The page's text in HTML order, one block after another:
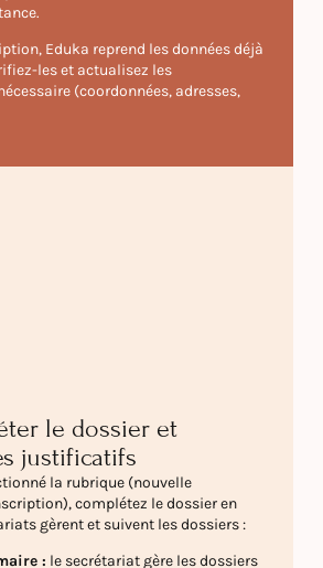
Eduka reprend les données déjà
les et actualisez les
(coordonnées, adresses,
le dossier et
justificatifs
la rubrique (nouvelle
complétez le dossier en
gèrent et suivent les dossiers :
: le secrétariat gère les dossiers